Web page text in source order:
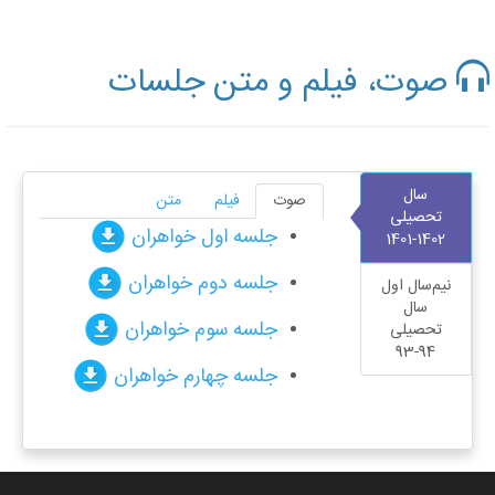
صوت، فیلم و متن جلسات
سال
تحصیلی
1402-1401
نیم‌سال اول
سال
تحصیلی
94-93
صوت فیلم متن
جلسه اول خواهران
جلسه دوم خواهران
جلسه سوم خواهران
جلسه چهارم خواهران